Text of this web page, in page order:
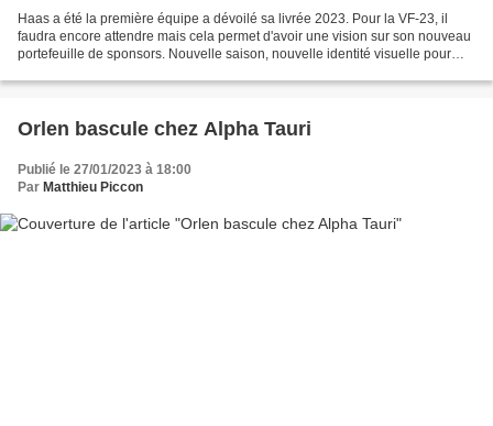
Haas a été la première équipe a dévoilé sa livrée 2023. Pour la VF-23, il
faudra encore attendre mais cela permet d'avoir une vision sur son nouveau
portefeuille de sponsors. Nouvelle saison, nouvelle identité visuelle pour
Orlen bascule chez Alpha Tauri
Publié le 27/01/2023 à 18:00
Par Matthieu Piccon